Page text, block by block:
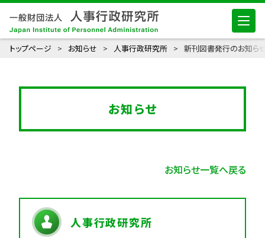
トップページ お知らせ 人事行政研究所 新刊図書発行のお知ら
お知らせ
お知らせ一覧へ戻る
人事行政研究所